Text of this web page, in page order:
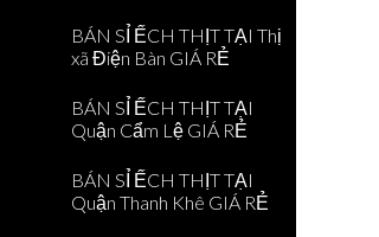
BÁN SỈ ẾCH THỊT TẠI Thị
xã Điện Bàn GIÁ RẺ
BÁN SỈ ẾCH THỊT TẠI
Quận Cẩm Lệ GIÁ RẺ
BÁN SỈ ẾCH THỊT TẠI
Quận Thanh Khê GIÁ RẺ